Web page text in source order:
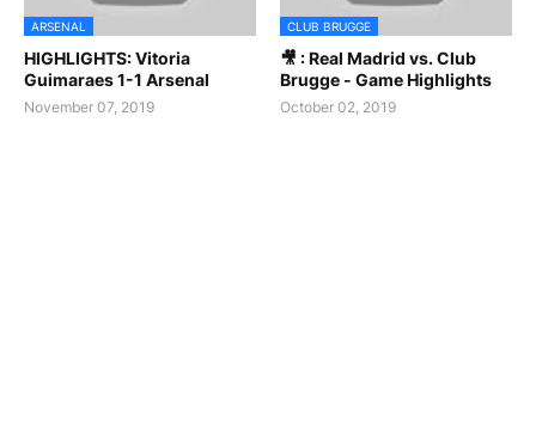
ARSENAL
HIGHLIGHTS: Vitoria
Guimaraes 1-1 Arsenal
November 07, 2019
CLUB BRUGGE
🎥 : Real Madrid vs. Club
Brugge - Game Highlights
October 02, 2019